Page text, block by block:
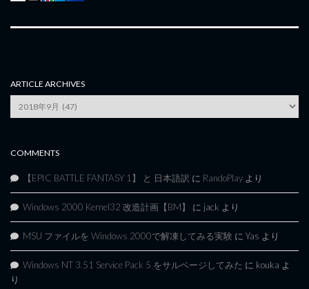
ARTICLE ARCHIVES
Article
Archives
COMMENTS
【EPIC BATTLE FANTASY 1】 と 日本語訳 に RandoPlay より
Windows 2000 Kernel32 改造計画【BM】 に jack より
MSU ファイルを Windows 2000で解凍してみる実験 に Yas より
Windows NT 3.51 Service Pack 5 をサルベージしてみた に kouka よ
り